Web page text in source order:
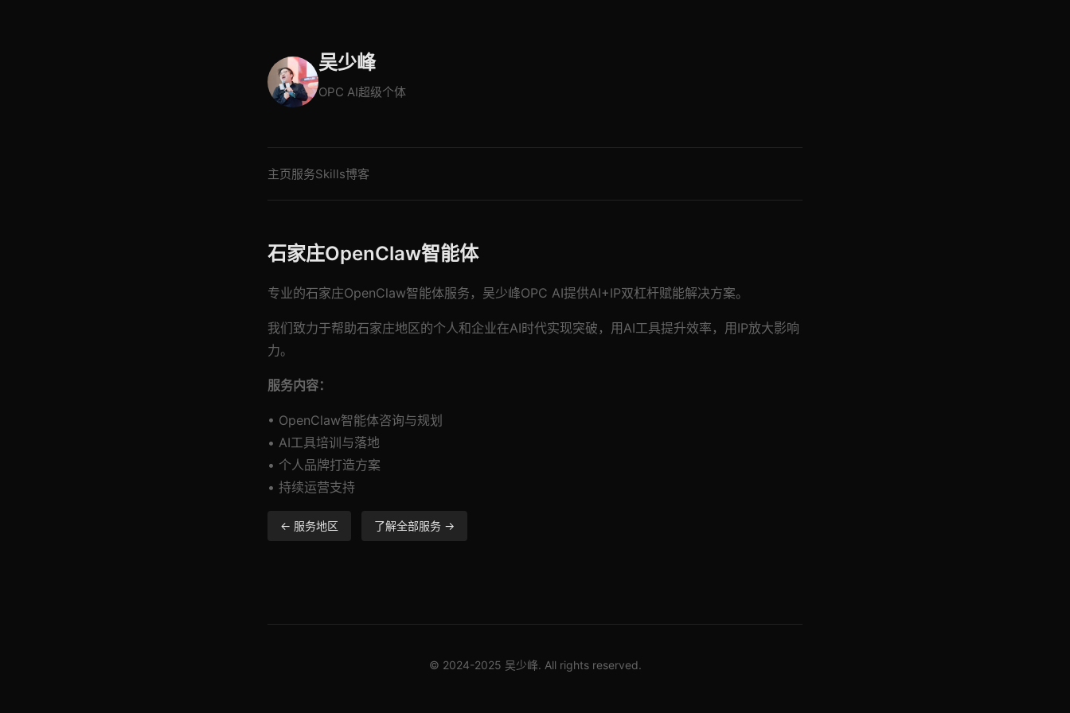
吴少峰
OPC AI超级个体
主页服务Skills博客
石家庄OpenClaw智能体
专业的石家庄OpenClaw智能体服务，吴少峰OPC AI提供AI+IP双杠杆赋能解决方案。
我们致力于帮助石家庄地区的个人和企业在AI时代实现突破，用AI工具提升效率，用IP放大影响
力。
服务内容：
• OpenClaw智能体咨询与规划
• AI工具培训与落地
• 个人品牌打造方案
• 持续运营支持
← 服务地区 了解全部服务 →
© 2024-2025 吴少峰. All rights reserved.